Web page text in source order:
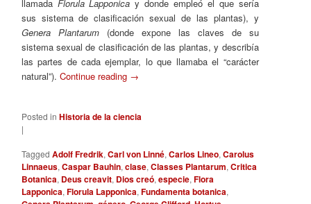
llamada Florula Lapponica y donde empleó el que sería
sus sistema de clasificación sexual de las plantas), y
Genera Plantarum(donde expone las claves de su
sistema sexual de clasificación de las plantas, y describía
las partes de cada ejemplar, lo que llamaba el “carácter
natural”). Continue reading →
Posted in Historia de la ciencia
|
Tagged Adolf Fredrik, Carl von Linné, Carlos Lineo, Carolus
Linnaeus, Caspar Bauhin, clase, Classes Plantarum, Critica
Botanica, Deus creavit, Dios creó, especie, Flora
Lapponica, Florula Lapponica, Fundamenta botanica,